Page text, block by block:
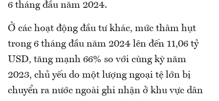
6 tháng đầu năm 2024.
Ở các hoạt động đầu tư khác, mức thâm hụt
trong 6 tháng đầu năm 2024 lên đến 11,06 tỷ
USD, tăng mạnh 66% so với cùng kỳ năm
2023, chủ yếu do một lượng ngoại tệ lớn bị
chuyển ra nước ngoài ghi nhận ở khu vực dân